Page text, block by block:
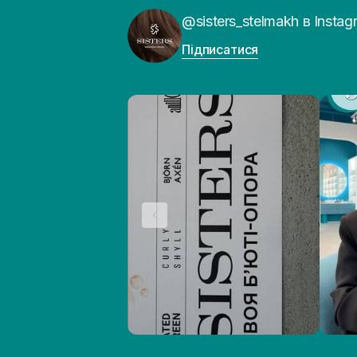
@sisters_stelmakh в
Підписатися